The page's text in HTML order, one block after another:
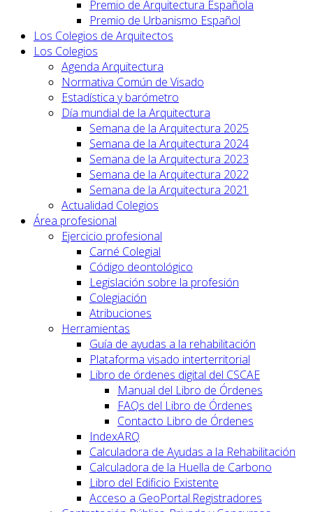
Premio de Arquitectura Española
Premio de Urbanismo Español
Los Colegios de Arquitectos
Los Colegios
Agenda Arquitectura
Normativa Común de Visado
Estadística y barómetro
Día mundial de la Arquitectura
Semana de la Arquitectura 2025
Semana de la Arquitectura 2024
Semana de la Arquitectura 2023
Semana de la Arquitectura 2022
Semana de la Arquitectura 2021
Actualidad Colegios
Área profesional
Ejercicio profesional
Carné Colegial
Código deontológico
Legislación sobre la profesión
Colegiación
Atribuciones
Herramientas
Guía de ayudas a la rehabilitación
Plataforma visado interterritorial
Libro de órdenes digital del CSCAE
Manual del Libro de Órdenes
FAQs del Libro de Órdenes
Contacto Libro de Órdenes
IndexARQ
Calculadora de Ayudas a la Rehabilitación
Calculadora de la Huella de Carbono
Libro del Edificio Existente
Acceso a GeoPortal.Registradores